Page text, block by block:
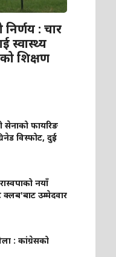
: चार
स्वास्थ्य
शिक्षण
सेनाको फायरिङ
विस्फोट, दुई
नयाँ
क्लब'बाट उम्मेदवार
: कांग्रेसको